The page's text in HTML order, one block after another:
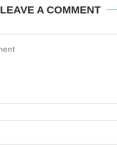
LEAVE A COMMENT